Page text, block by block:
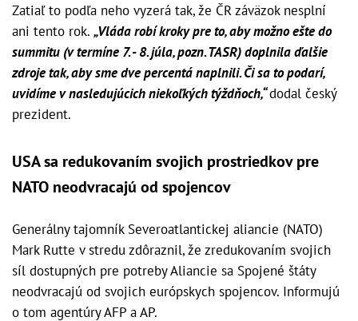
Zatiaľ to podľa neho vyzerá tak, že ČR záväzok nesplní
ani tento rok. „Vláda robí kroky pre to, aby možno ešte do
summitu (v termíne 7. - 8. júla, pozn. TASR) doplnila ďalšie
zdroje tak, aby sme dve percentá naplnili. Či sa to podarí,
uvidíme v nasledujúcich niekoľkých týždňoch,“dodal český
prezident.
USA sa redukovaním svojich prostriedkov pre
NATO neodvracajú od spojencov
Generálny tajomník Severoatlantickej aliancie (NATO)
Mark Rutte v stredu zdôraznil, že zredukovaním svojich
síl dostupných pre potreby Aliancie sa Spojené štáty
neodvracajú od svojich európskych spojencov. Informujú
o tom agentúry AFP a AP.